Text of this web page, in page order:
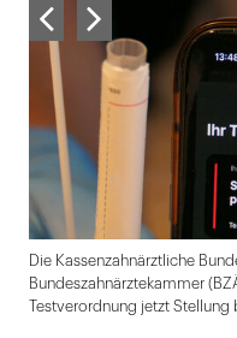
Die Kassenzahnärztliche
Bundeszahnärztekammer
Testverordnung jetzt Stellung